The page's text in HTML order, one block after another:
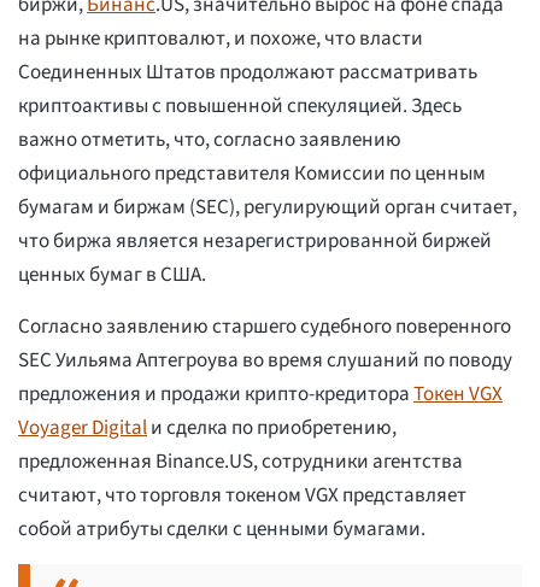
на рынке криптовалют, и похоже, что власти
Соединенных Штатов продолжают рассматривать
криптоактивы с повышенной спекуляцией. Здесь
важно отметить, что, согласно заявлению
официального представителя Комиссии по ценным
бумагам и биржам (SEC), регулирующий орган считает,
что биржа является незарегистрированной биржей
ценных бумаг в США.
Согласно заявлению старшего судебного поверенного
SEC Уильяма Аптегроува во время слушаний по поводу
предложения и продажи крипто-кредитораТокен VGX
Voyager Digitalи сделка по приобретению,
предложенная Binance.US, сотрудники агентства
считают, что торговля токеном VGX представляет
собой атрибуты сделки с ценными бумагами.